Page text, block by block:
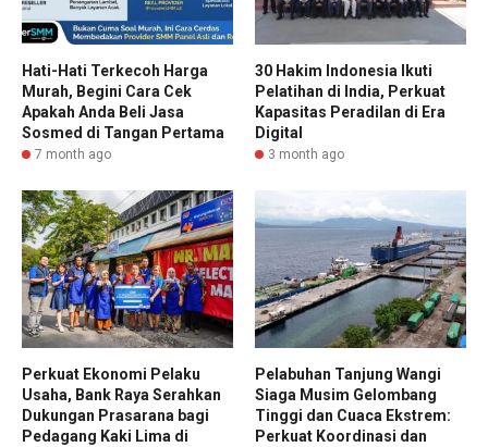
Hati-Hati Terkecoh Harga
Murah, Begini Cara Cek
Apakah Anda Beli Jasa
Sosmed di Tangan Pertama
7 month ago
30 Hakim Indonesia Ikuti
Pelatihan di India, Perkuat
Kapasitas Peradilan di Era
Digital
3 month ago
Perkuat Ekonomi Pelaku
Usaha, Bank Raya Serahkan
Dukungan Prasarana bagi
Pedagang Kaki Lima di
Pelabuhan Tanjung Wangi
Siaga Musim Gelombang
Tinggi dan Cuaca Ekstrem:
Perkuat Koordinasi dan